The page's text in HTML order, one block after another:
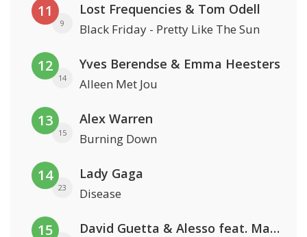
11
9
Lost Frequencies & Tom Odell
Black Friday - Pretty Like The Sun
12
14
Yves Berendse & Emma Heesters
Alleen Met Jou
13
15
Alex Warren
Burning Down
14
23
Lady Gaga
Disease
15 David Guetta & Alesso feat. Madison Love